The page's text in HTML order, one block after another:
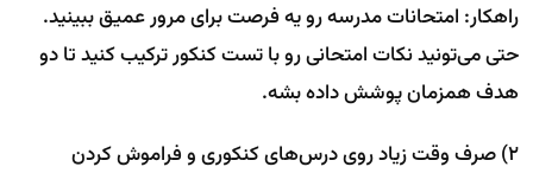
راهکار: امتحانات مدرسه رو یه فرصت برای مرور عمیق ببینید.
حتی می‌تونید نکات امتحانی رو با تست کنکور ترکیب کنید تا دو
هدف همزمان پوشش داده بشه.
۲) صرف وقت زیاد روی درس‌های کنکوری و فراموش کردن